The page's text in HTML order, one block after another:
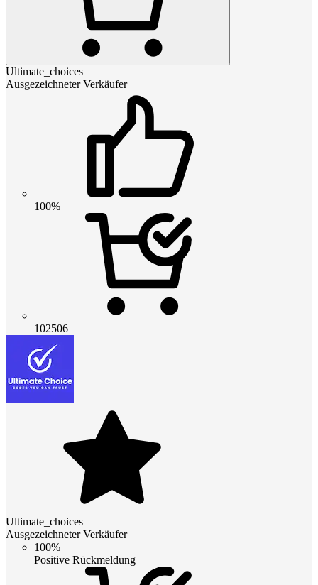
Ultimate_choices
Ausgezeichneter Verkäufer
100%
102506
Ultimate_choices
Ausgezeichneter Verkäufer
100%
Positive Rückmeldung